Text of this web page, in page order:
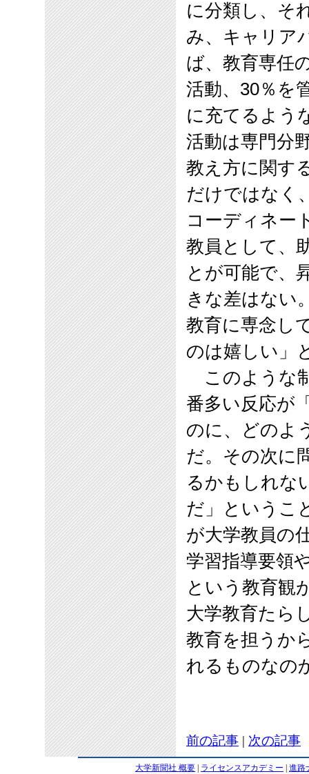
に分類し、そ
み、キャリア
ば、教育専任
活動、 30％を
に充てるよう
活動は専門分
教え方に関す
だけではなく
コーディネー
教員として、
とが可能で、
きな差はない
教育に専念し
のは嬉しい」
このような
番多い反応が
のに、どのよ
だ。その次に
るかもしれな
だ」というこ
が大学教員の
学習指導要領
という教育観
大学教育たら
教育を担うか
れるものなの
前の記事 | 次の記事
大学新聞社 概要 ライセンスアカデミー 進路